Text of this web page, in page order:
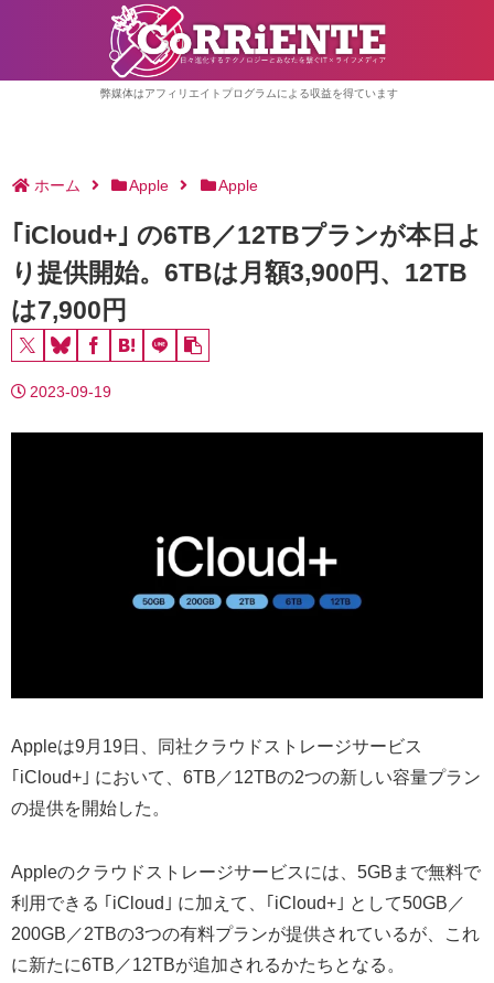
弊媒体はアフィリエイトプログラムによる収益を得ています
ホーム Apple Apple
｢iCloud+｣ の6TB／12TBプランが本日よ
り提供開始。6TBは月額3,900円、12TB
は7,900円
2023-09-19
Appleは9月19日、同社クラウドストレージサービス
｢iCloud+｣ において、6TB／12TBの2つの新しい容量プラン
の提供を開始した。
Appleのクラウドストレージサービスには、5GBまで無料で
利用できる ｢iCloud｣ に加えて、｢iCloud+｣ として50GB／
200GB／2TBの3つの有料プランが提供されているが、これ
に新たに6TB／12TBが追加されるかたちとなる。